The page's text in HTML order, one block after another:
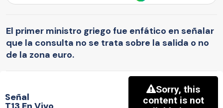
El primer ministro griego fue enfático en señalar
que la consulta no se trata sobre la salida o no
de la zona euro.
Señal